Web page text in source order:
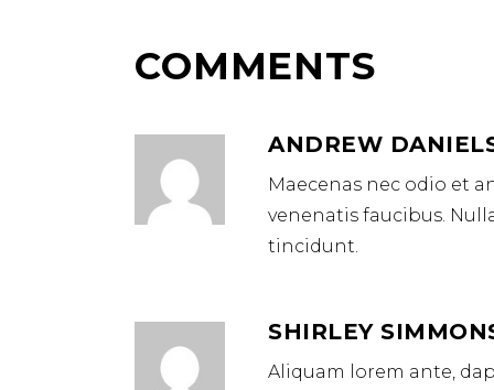
COMMENTS
ANDREW
Maecenas nec odio et
venenatis faucibus.
tincidunt.
SHIRLEY
Aliquam lorem ante,